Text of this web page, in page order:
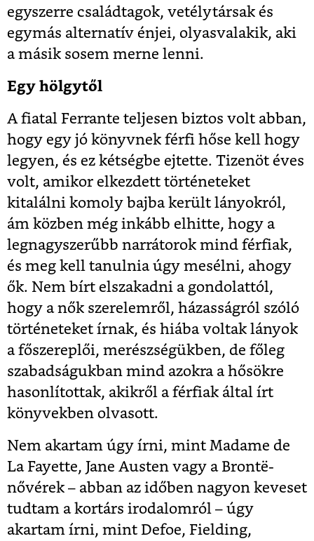
egyszerre családtagok, vetélytársak és
egymás alternatív énjei, olyasvalakik, aki
a másik sosem merne lenni.
Egy hölgytől
A fiatal Ferrante teljesen biztos volt abban,
hogy egy jó könyvnek férfi hőse kell hogy
legyen, és ez kétségbe ejtette. Tizenöt éves
volt, amikor elkezdett történeteket
kitalálni komoly bajba került lányokról,
ám közben még inkább elhitte, hogy a
legnagyszerűbb narrátorok mind férfiak,
és meg kell tanulnia úgy mesélni, ahogy
ők. Nem bírt elszakadni a gondolattól,
hogy a nők szerelemről, házasságról szóló
történeteket írnak, és hiába voltak lányok
a főszereplői, merészségükben, de főleg
szabadságukban mind azokra a hősökre
hasonlítottak, akikről a férfiak által írt
könyvekben olvasott.
Nem akartam úgy írni, mint Madame de
La Fayette, Jane Austen vagy a Brontë-
nővérek – abban az időben nagyon keveset
tudtam a kortárs irodalomról – úgy
akartam írni, mint Defoe, Fielding,